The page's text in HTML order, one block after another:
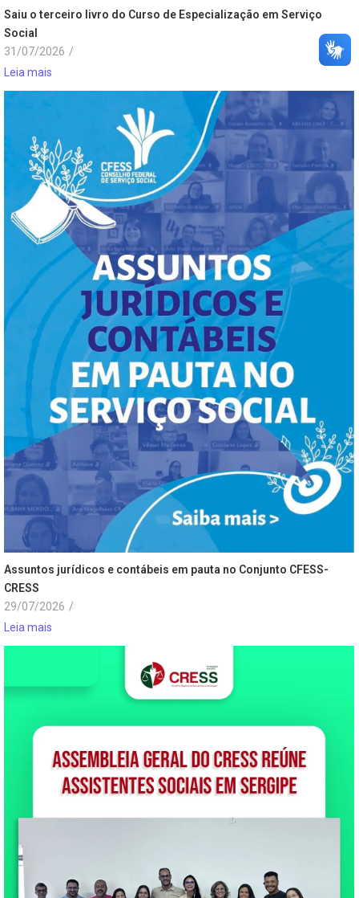
Saiu o terceiro livro do Curso de Especialização em Serviço
Social
31/07/2026 /
Leia mais
Assuntos jurídicos e contábeis em pauta no Conjunto CFESS-
CRESS
29/07/2026 /
Leia mais